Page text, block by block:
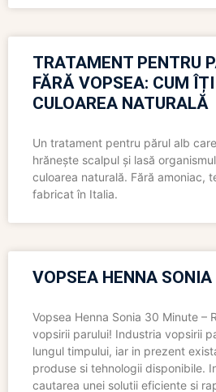
TRATAMENT PENTRU
FĂRĂ VOPSEA: CUM
CULOAREA NATURALĂ
Un tratament pentru părul alb
hrănește scalpul și lasă
culoarea naturală. Fără amoniac,
fabricat în Italia.
VOPSEA HENNA
Vopsea Henna Sonia 30 Minute –
vopsirii parului! Industria vopsirii
lungul timpului, iar in prezent
produse si tehnologii disponibile.
cautarea unei solutii eficiente si